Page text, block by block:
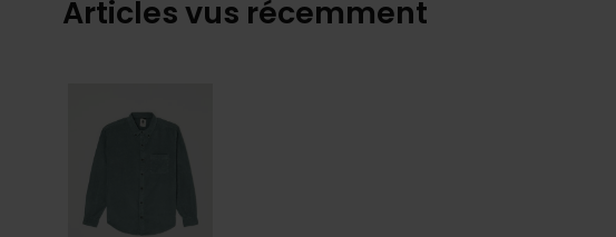
Articles vus récemment